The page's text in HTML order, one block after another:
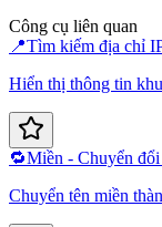
Công cụ liên quan
📍Tìm kiếm địa chỉ
Hiển thị thông tin
🔁Miền - Chuyển
Chuyển tên miền